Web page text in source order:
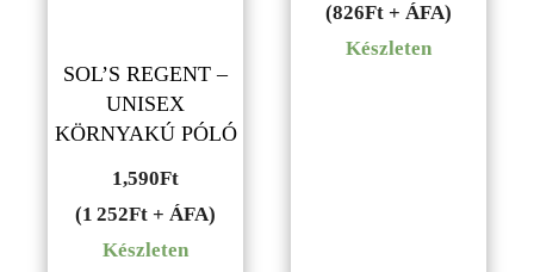
SOL’S REGENT –
UNISEX
KÖRNYAKÚ PÓLÓ
1,590Ft
(1 252Ft + ÁFA)
Készleten
(826Ft + ÁFA)
Készleten